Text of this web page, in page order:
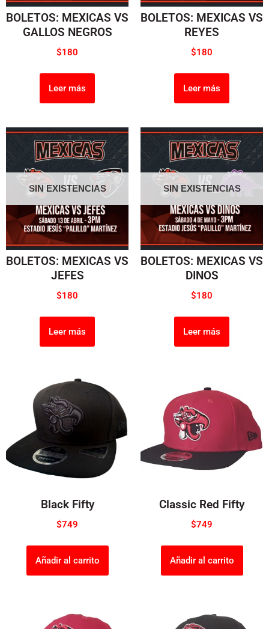
BOLETOS: MEXICAS VS
GALLOS NEGROS
$180
Leer más
BOLETOS: MEXICAS VS
REYES
$180
Leer más
SIN EXISTENCIAS
BOLETOS: MEXICAS VS
JEFES
$180
Leer más
SIN EXISTENCIAS
BOLETOS: MEXICAS VS
DINOS
$180
Leer más
Black Fifty
$749
Añadir al carrito
Classic Red Fifty
$749
Añadir al carrito